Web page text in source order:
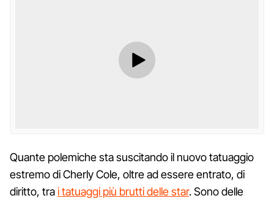
Quante polemiche sta suscitando il nuovo tatuaggio
estremo di Cherly Cole, oltre ad essere entrato, di
diritto, trai tatuaggi più brutti delle star. Sono delle